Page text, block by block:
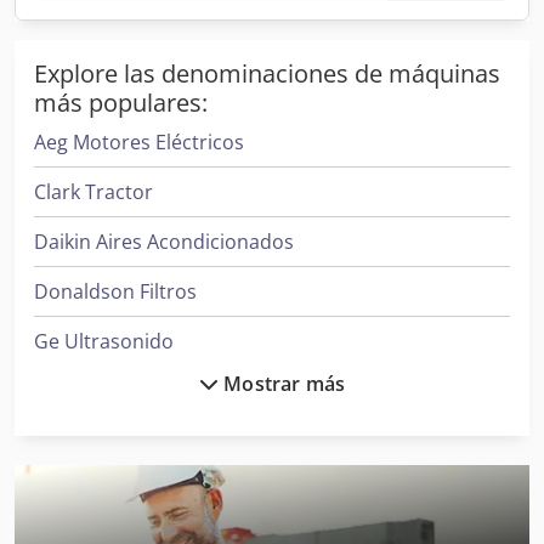
Explore las denominaciones de máquinas
más populares:
Aeg Motores Eléctricos
Clark Tractor
Daikin Aires Acondicionados
Donaldson Filtros
Ge Ultrasonido
Ingersoll Rand Compresores
Mostrar más